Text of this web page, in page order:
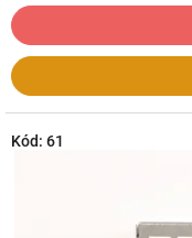
Kód: 61